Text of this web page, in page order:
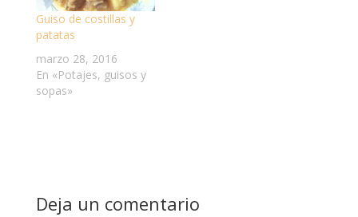
Guiso de costillas y
patatas
marzo 28, 2016
En «Potajes, guisos y
sopas»
Deja un comentario